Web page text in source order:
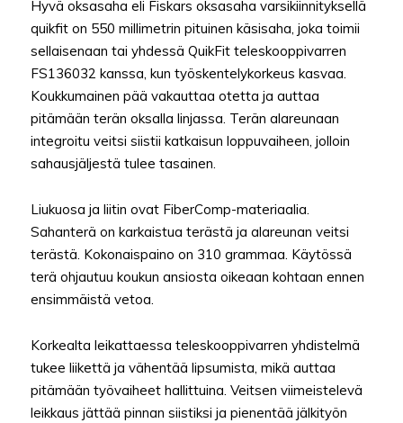
Hyvä oksasaha eli Fiskars oksasaha varsikiinnityksellä
quikfit on 550 millimetrin pituinen käsisaha, joka toimii
sellaisenaan tai yhdessä QuikFit teleskooppivarren
FS136032 kanssa, kun työskentelykorkeus kasvaa.
Koukkumainen pää vakauttaa otetta ja auttaa
pitämään terän oksalla linjassa. Terän alareunaan
integroitu veitsi siistii katkaisun loppuvaiheen, jolloin
sahausjäljestä tulee tasainen.
Liukuosa ja liitin ovat FiberComp-materiaalia.
Sahanterä on karkaistua terästä ja alareunan veitsi
terästä. Kokonaispaino on 310 grammaa. Käytössä
terä ohjautuu koukun ansiosta oikeaan kohtaan ennen
ensimmäistä vetoa.
Korkealta leikattaessa teleskooppivarren yhdistelmä
tukee liikettä ja vähentää lipsumista, mikä auttaa
pitämään työvaiheet hallittuina. Veitsen viimeistelevä
leikkaus jättää pinnan siistiksi ja pienentää jälkityön